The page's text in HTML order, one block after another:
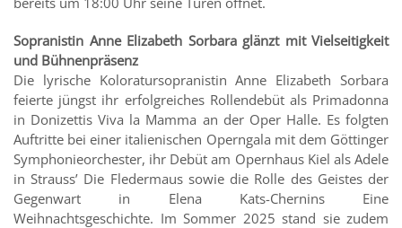
Sopranistin Anne Elizabeth Sorbara glänzt mit Vielseitigkeit
und Bühnenpräsenz
Die lyrische Koloratursopranistin Anne Elizabeth Sorbara
feierte jüngst ihr erfolgreiches Rollendebüt als Primadonna
in Donizettis Viva la Mamma an der Oper Halle. Es folgten
Auftritte bei einer italienischen Operngala mit dem Göttinger
Symphonieorchester, ihr Debüt am Opernhaus Kiel als Adele
in Strauss’ Die Fledermaus sowie die Rolle des Geistes der
Gegenwart in Elena Kats-Chernins Eine
Weihnachtsgeschichte. Im Sommer 2025 stand sie zudem